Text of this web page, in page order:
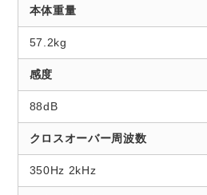
本体重量
57.2kg
感度
88dB
クロスオーバー周波数
350Hz 2kHz